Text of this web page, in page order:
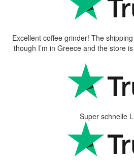
Excellent coffee
though I’m in